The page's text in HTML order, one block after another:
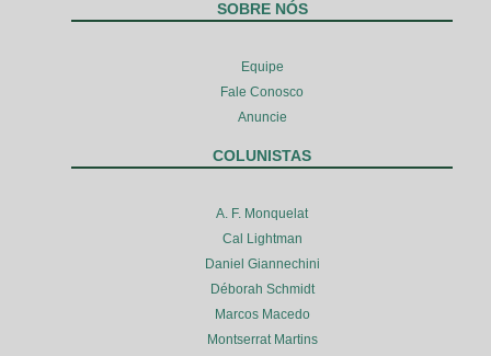
SOBRE NÓS
Equipe
Fale Conosco
Anuncie
COLUNISTAS
A. F. Monquelat
Cal Lightman
Daniel Giannechini
Déborah Schmidt
Marcos Macedo
Montserrat Martins